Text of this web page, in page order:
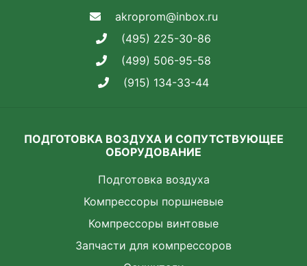
akroprom@inbox.ru
(495) 225-30-86
(499) 506-95-58
(915) 134-33-44
ПОДГОТОВКА ВОЗДУХА И СОПУТСТВУЮЩЕЕ
ОБОРУДОВАНИЕ
Подготовка воздуха
Компрессоры поршневые
Компрессоры винтовые
Запчасти для компрессоров